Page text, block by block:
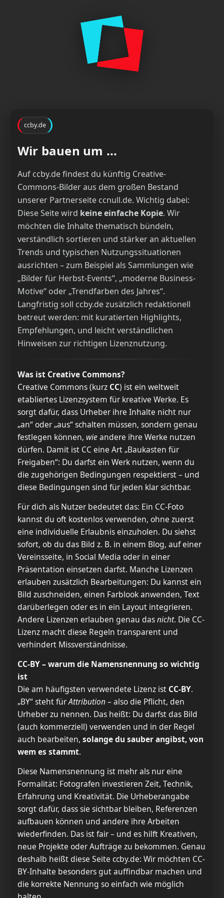
ccby.de
Wir bauen um ...
Auf ccby.de findest du künftig Creative-
Commons-Bilder aus dem großen Bestand
unserer Partnerseite ccnull.de. Wichtig dabei:
Diese Seite wird keine einfache Kopie. Wir
möchten die Inhalte thematisch bündeln,
verständlich sortieren und stärker an aktuellen
Trends und typischen Nutzungssituationen
ausrichten – zum Beispiel als Sammlungen wie
„Bilder für Herbst-Events“, „moderne Business-
Motive“ oder „Trendfarben des Jahres“.
Langfristig soll ccby.de zusätzlich redaktionell
betreut werden: mit kuratierten Highlights,
Empfehlungen, und leicht verständlichen
Hinweisen zur richtigen Lizenznutzung.
Was ist Creative Commons?
Creative Commons (kurz CC) ist ein weltweit
etabliertes Lizenzsystem für kreative Werke. Es
sorgt dafür, dass Urheber ihre Inhalte nicht nur
„an“ oder „aus“ schalten müssen, sondern genau
festlegen können, wieandere ihre Werke nutzen
dürfen. Damit ist CC eine Art „Baukasten für
Freigaben“: Du darfst ein Werk nutzen, wenn du
die zugehörigen Bedingungen respektierst – und
diese Bedingungen sind für jeden klar sichtbar.
Für dich als Nutzer bedeutet das: Ein CC-Foto
kannst du oft kostenlos verwenden, ohne zuerst
eine individuelle Erlaubnis einzuholen. Du siehst
sofort, ob du das Bild z. B. in einem Blog, auf einer
Vereinsseite, in Social Media oder in einer
Präsentation einsetzen darfst. Manche Lizenzen
erlauben zusätzlich Bearbeitungen: Du kannst ein
Bild zuschneiden, einen Farblook anwenden, Text
darüberlegen oder es in ein Layout integrieren.
Andere Lizenzen erlauben genau dasnicht. Die CC-
Lizenz macht diese Regeln transparent und
verhindert Missverständnisse.
CC-BY – warum die Namensnennung so wichtig
ist
Die am häufigsten verwendete Lizenz ist CC-BY.
„BY“ steht fürAttribution– also die Pflicht, den
Urheber zu nennen. Das heißt: Du darfst das Bild
(auch kommerziell) verwenden und in der Regel
auch bearbeiten, solange du sauber angibst, von
wem es stammt.
Diese Namensnennung ist mehr als nur eine
Formalität: Fotografen investieren Zeit, Technik,
Erfahrung und Kreativität. Die Urheberangabe
sorgt dafür, dass sie sichtbar bleiben, Referenzen
aufbauen können und andere ihre Arbeiten
wiederfinden. Das ist fair – und es hilft Kreativen,
neue Projekte oder Aufträge zu bekommen. Genau
deshalb heißt diese Seite ccby.de: Wir möchten CC-
BY-Inhalte besonders gut auffindbar machen und
die korrekte Nennung so einfach wie möglich